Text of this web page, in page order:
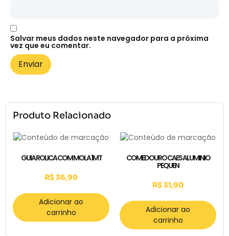
Produto Relacionado
GUIA ROLICA COM MOLA 1MT
R$36,99
Adicionar ao
carrinho
COMEDOURO CAES ALUMINIO
PEQUEN
R$31,90
Adicionar ao
carrinho
Salvar meus dados neste navegador para a próxima
vez que eu comentar.